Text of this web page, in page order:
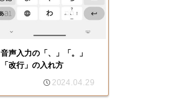
音声入力の「、」「。」
「改行」の入れ方
2024.04.29